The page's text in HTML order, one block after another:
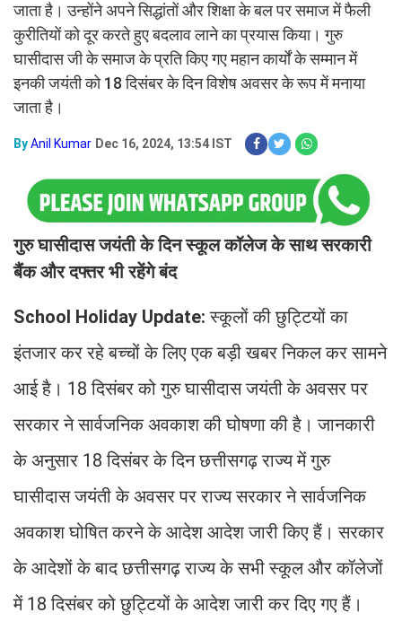
जाता है। उन्होंने अपने सिद्धांतों और शिक्षा के बल पर समाज में फैली
कुरीतियों को दूर करते हुए बदलाव लाने का प्रयास किया। गुरु
घासीदास जी के समाज के प्रति किए गए महान कार्यों के सम्मान में
इनकी जयंती को 18 दिसंबर के दिन विशेष अवसर के रूप में मनाया
जाता है।
ByAnil Kumar Dec 16, 2024, 13:54 IST
गुरु घासीदास जयंती के दिन स्कूल कॉलेज के साथ सरकारी
बैंक और दफ्तर भी रहेंगे बंद
School Holiday Update:स्कूलों की छुट्टियों का
इंतजार कर रहे बच्चों के लिए एक बड़ी खबर निकल कर सामने
आई है। 18 दिसंबर को गुरु घासीदास जयंती के अवसर पर
सरकार ने सार्वजनिक अवकाश की घोषणा की है। जानकारी
के अनुसार 18 दिसंबर के दिन छत्तीसगढ़ राज्य में गुरु
घासीदास जयंती के अवसर पर राज्य सरकार ने सार्वजनिक
अवकाश घोषित करने के आदेश आदेश जारी किए हैं। सरकार
के आदेशों के बाद छत्तीसगढ़ राज्य के सभी स्कूल और कॉलेजों
में 18 दिसंबर को छुट्टियों के आदेश जारी कर दिए गए हैं।